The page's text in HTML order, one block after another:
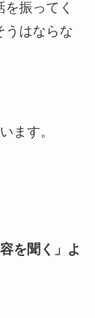
振ってく
うはならな
ます。
を聞く」よ